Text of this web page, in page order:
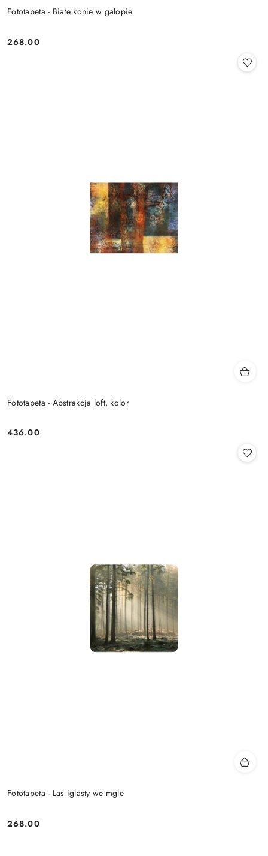
Fototapeta - Białe konie w galopie
Cena:
268.00
Fototapeta - Abstrakcja loft, kolor
Cena:
436.00
Fototapeta - Las iglasty we mgle
Cena:
268.00